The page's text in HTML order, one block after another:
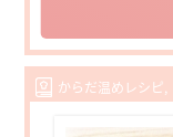
からだ温めレシピ